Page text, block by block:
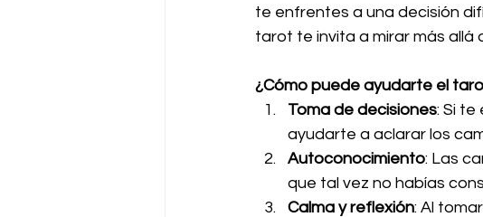
te enfrentes a una decisión
tarot te invita a mirar más allá
¿Cómo puede ayudarte el
Toma de decisiones: Si te
ayudarte a aclarar los
Autoconocimiento: Las
que tal vez no habías
Calma y reflexión: Al